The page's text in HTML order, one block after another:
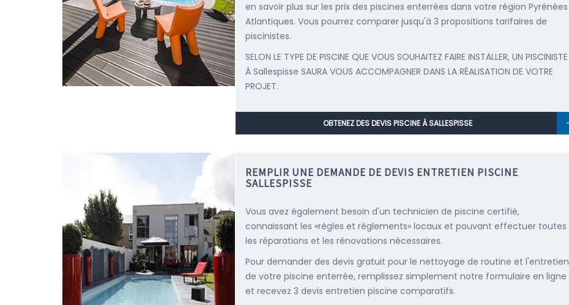
en savoir plus sur les prix des piscines enterrées dans votre région Pyrénées
Atlantiques. Vous pourrez comparer jusqu'à 3 propositions tarifaires de
piscinistes.
SELON LE TYPE DE PISCINE QUE VOUS SOUHAITEZ FAIRE INSTALLER, UN PISCINISTE
À Sallespisse SAURA VOUS ACCOMPAGNER DANS LA RÉALISATION DE VOTRE
PROJET.
OBTENEZ DES DEVIS PISCINE À SALLESPISSE
REMPLIR UNE DEMANDE DE DEVIS ENTRETIEN PISCINE
SALLESPISSE
Vous avez également besoin d'un technicien de piscine certifié,
connaissant les «règles et règlements» locaux et pouvant effectuer toutes
les réparations et les rénovations nécessaires.
Pour demander des devis gratuit pour le nettoyage de routine et l'entretien
de votre piscine enterrée, remplissez simplement notre formulaire en ligne
et recevez 3 devis entretien piscine comparatifs.